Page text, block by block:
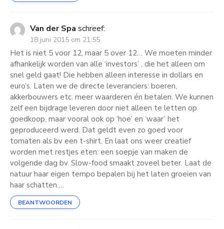
Van der Spa schreef:
18 juni 2015 om 21:55
Het is niet 5 voor 12, maar 5 over 12… We moeten minder
afhankelijk worden van alle ‘investors’ , die het alleen om
snel geld gaat! Die hebben alleen interesse in dollars en
euro’s. Laten we de directe leveranciers: boeren,
akkerbouwers etc. meer waarderen én betalen. We kunnen
zelf een bijdrage leveren door niet alleen te letten op
goedkoop, maar vooral ook op ‘hoe’ en ‘waar’ het
geproduceerd werd. Dat geldt even zo goed voor
tomaten als bv een t-shirt. En laat ons weer creatief
worden met restjes eten: een soepje van maken de
volgende dag bv. Slow-food smaakt zoveel beter. Laat de
natuur haar eigen tempo bepalen bij het laten groeien van
haar schatten….
BEANTWOORDEN